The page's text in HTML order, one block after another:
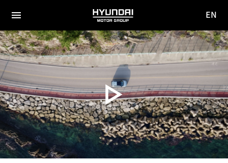
전체
메뉴
HYUNDAI
MOTOR
GROUP
사이
이동
EN